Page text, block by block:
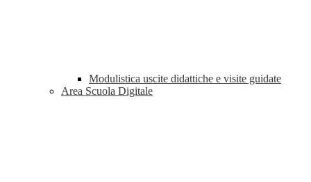
Modulistica uscite didattiche e visite guidate
Area Scuola Digitale